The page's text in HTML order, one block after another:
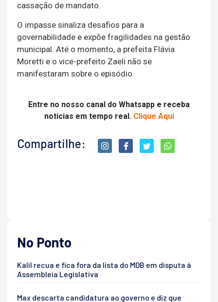
cassação de mandato.
O impasse sinaliza desafios para a
governabilidade e expõe fragilidades na gestão
municipal. Até o momento, a prefeita Flávia
Moretti e o vice-prefeito Zaeli não se
manifestaram sobre o episódio.
Entre no nosso canal do Whatsapp e receba
noticias em tempo real. Clique Aqui
Compartilhe:
No Ponto
Kalil recua e fica fora da lista do MDB em disputa à
Assembleia Legislativa
Max descarta candidatura ao governo e diz que